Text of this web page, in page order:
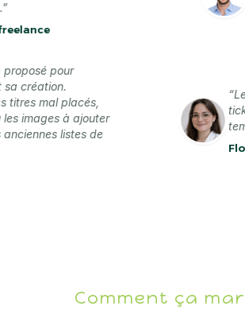
l'a proposé pour
sa création.
les titres mal placés,
ou les images à ajouter
anciennes listes de
Comment ça